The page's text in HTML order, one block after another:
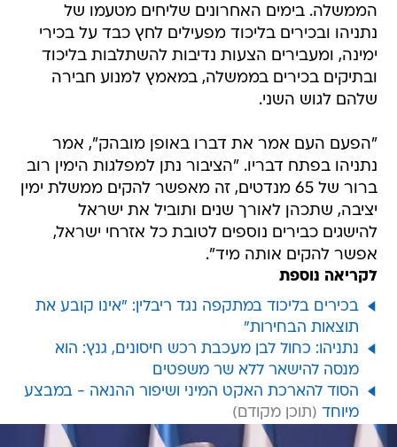
הממשלה. בימים האחרונים שליחים מטעמו של
נתניהו ובכירים בליכוד מפעילים לחץ כבד על בכירי
ימינה, ומעבירים הצעות נדיבות להשתלבות בליכוד
ובתיקים בכירים בממשלה, במאמץ למנוע חבירה
שלהם לגוש השני.
"הפעם העם אמר את דברו באופן מובהק", אמר
נתניהו בפתח דבריו. "הציבור נתן למפלגות הימין רוב
ברור של 65 מנדטים, זה מאפשר להקים ממשלת ימין
יציבה, שתכהן לאורך שנים ותוביל את ישראל
להישגים כבירים נוספים לטובת כל אזרחי ישראל,
אפשר להקים אותה מיד".
לקריאה נוספת
בכירים בליכוד במתקפה נגד ריבלין: "אינו קובע את
תוצאות הבחירות"
נתניהו: כחול לבן מעכבת רכש חיסונים, גנץ: הוא
מנסה להישאר ללא שר משפטים
הסוד להארכת האקט המיני ושיפור ההנאה - במבצע
מיוחד